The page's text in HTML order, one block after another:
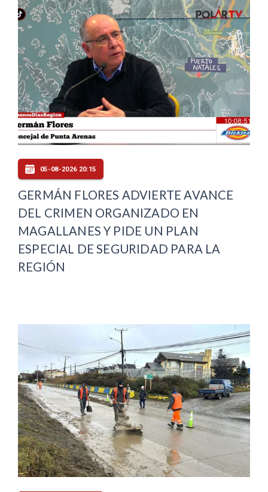
05-08-2026 20:15
GERMÁN FLORES ADVIERTE AVANCE
DEL CRIMEN ORGANIZADO EN
MAGALLANES Y PIDE UN PLAN
ESPECIAL DE SEGURIDAD PARA LA
REGIÓN